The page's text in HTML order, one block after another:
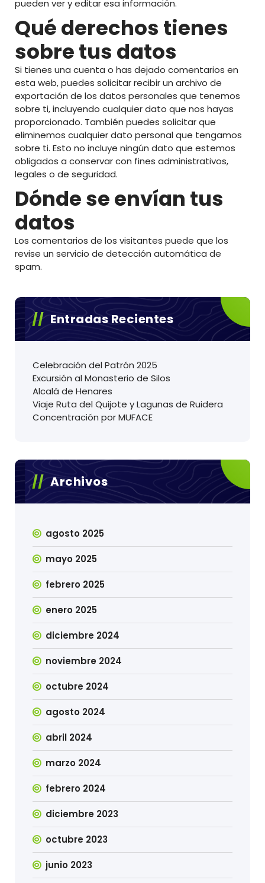
pueden ver y editar esa información.
Qué derechos tienes
sobre tus datos
Si tienes una cuenta o has dejado comentarios en
esta web, puedes solicitar recibir un archivo de
exportación de los datos personales que tenemos
sobre ti, incluyendo cualquier dato que nos hayas
proporcionado. También puedes solicitar que
eliminemos cualquier dato personal que tengamos
sobre ti. Esto no incluye ningún dato que estemos
obligados a conservar con fines administrativos,
legales o de seguridad.
Dónde se envían tus
datos
Los comentarios de los visitantes puede que los
revise un servicio de detección automática de
spam.
Entradas Recientes
Celebración del Patrón 2025
Excursión al Monasterio de Silos
Alcalá de Henares
Viaje Ruta del Quijote y Lagunas de Ruidera
Concentración por MUFACE
Archivos
agosto 2025
mayo 2025
febrero 2025
enero 2025
diciembre 2024
noviembre 2024
octubre 2024
agosto 2024
abril 2024
marzo 2024
febrero 2024
diciembre 2023
octubre 2023
junio 2023